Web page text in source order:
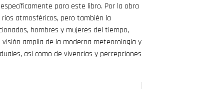
para este libro. Por la obra
atmosféricos, pero también la
hombres y mujeres del tiempo,
amplia de la moderna meteorología y
así como de vivencias y percepciones